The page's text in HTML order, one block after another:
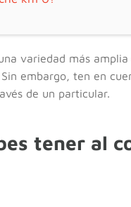
variedad más
embargo, ten en
de un particular.
tener al